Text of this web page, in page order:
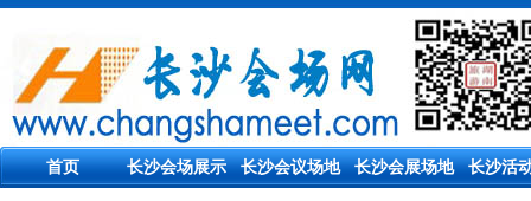
首页 长沙会场展示 长沙会议场地 长沙会展场地 长沙活